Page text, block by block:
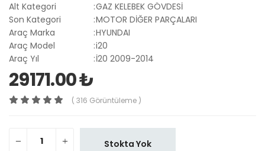
Alt Kategori
:GAZ KELEBEK GÖVDESİ
Son Kategori
:MOTOR DİĞER PARÇALARI
Araç Marka
:HYUNDAI
Araç Model
:i20
Araç Yıl
:İ20 2009-2014
29171.00 ₺
( 316 Görüntüleme )
Stokta Yok